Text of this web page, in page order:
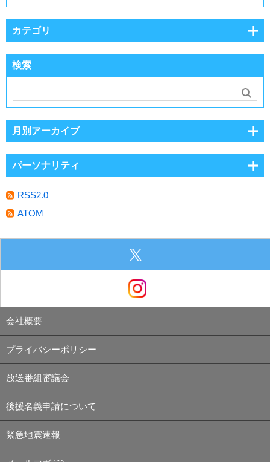
カテゴリ
検索
月別アーカイブ
パーソナリティ
RSS2.0
ATOM
会社概要
プライバシーポリシー
放送番組審議会
後援名義申請について
緊急地震速報